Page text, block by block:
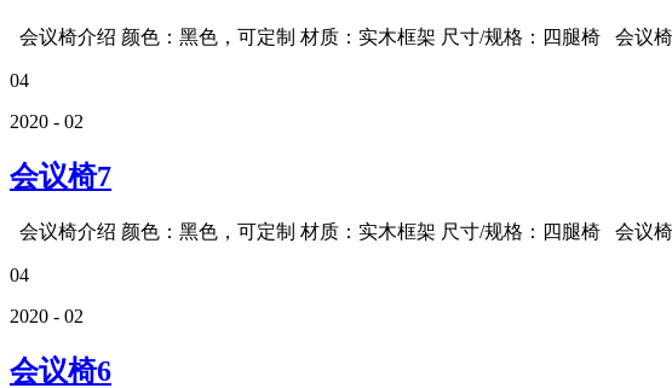
会议椅介绍 颜色：黑色，可定制 材质：实木框架 尺寸/规格：四腿椅 会议
04
2020 - 02
会议椅7
会议椅介绍 颜色：黑色，可定制 材质：实木框架 尺寸/规格：四腿椅 会议
04
2020 - 02
会议椅6